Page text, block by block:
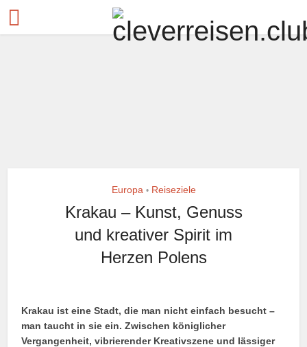
Europa • Reiseziele
Krakau – Kunst, Genuss
und kreativer Spirit im
Herzen Polens
Krakau ist eine Stadt, die man nicht einfach besucht –
man taucht in sie ein. Zwischen königlicher
Vergangenheit, vibrierender Kreativszene und lässiger